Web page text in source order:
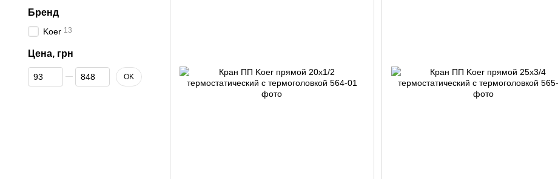
Бренд
Koer 13
Цена, грн
От Цена, грн
До Цена, грн OK